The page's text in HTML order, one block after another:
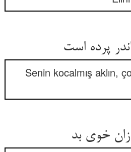
Senin kocalmış aklın,